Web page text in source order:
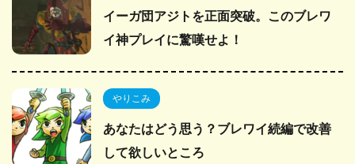
イーガ団アジトを正面突破。このブレワ
イ神プレイに驚嘆せよ！
やりこみ
あなたはどう思う？ブレワイ続編で改善
して欲しいところ